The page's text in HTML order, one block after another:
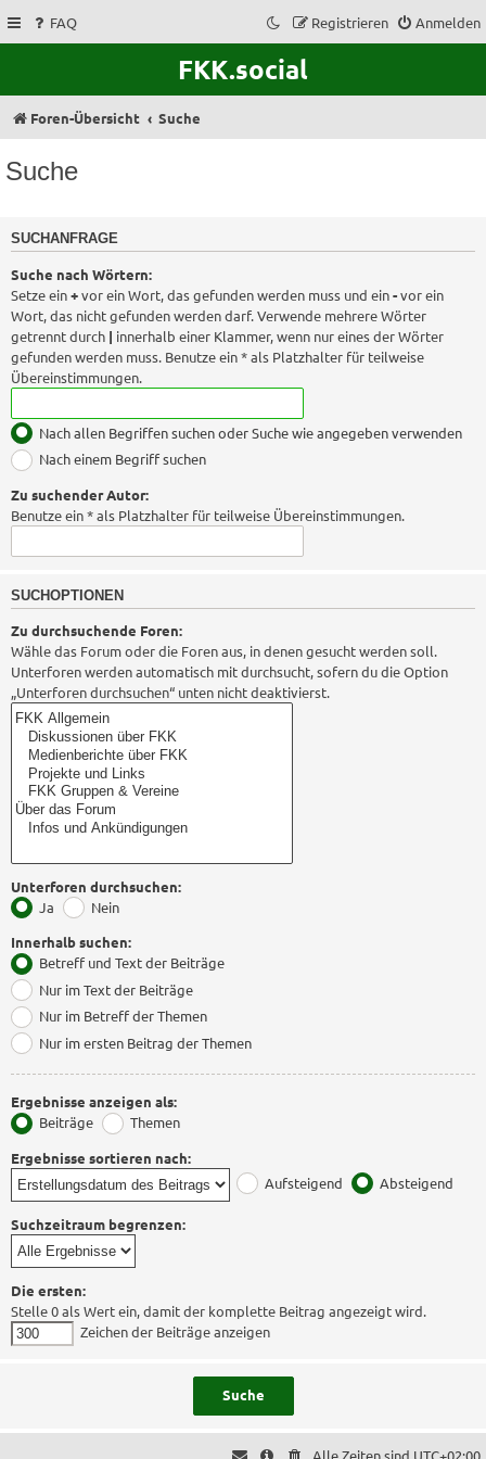
FAQ Anmelden
Registrieren
FKK.social
Foren-Übersicht Suche
Suche
SUCHANFRAGE
Suche nach Wörtern:
Setze ein+vor ein Wort, das gefunden werden muss und ein-vor ein
Wort, das nicht gefunden werden darf. Verwende mehrere Wörter
getrennt durch | innerhalb einer Klammer, wenn nur eines der Wörter
gefunden werden muss. Benutze ein * als Platzhalter für teilweise
Übereinstimmungen.
Nach allen Begriffen suchen oder Suche wie angegeben verwenden
Nach einem Begriff suchen
Zu suchender Autor:
Benutze ein * als Platzhalter für teilweise Übereinstimmungen.
SUCHOPTIONEN
Zu durchsuchende Foren:
Wähle das Forum oder die Foren aus, in denen gesucht werden soll.
Unterforen werden automatisch mit durchsucht, sofern du die Option
„Unterforen durchsuchen“ unten nicht deaktivierst.
Unterforen durchsuchen:
Ja
Nein
Innerhalb suchen:
Betreff und Text der Beiträge
Nur im Text der Beiträge
Nur im Betreff der Themen
Nur im ersten Beitrag der Themen
Ergebnisse anzeigen als:
Beiträge
Themen
Ergebnisse sortieren nach:
Aufsteigend
Absteigend
Suchzeitraum begrenzen:
Die ersten:
Stelle 0 als Wert ein, damit der komplette Beitrag angezeigt wird.
Zeichen der Beiträge anzeigen